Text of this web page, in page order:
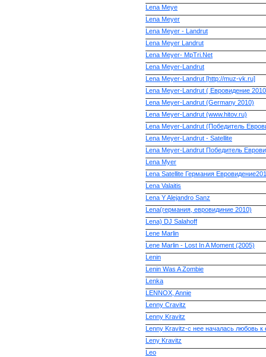
Lena Meye
Lena Meyer
Lena Meyer - Landrut
Lena Meyer Landrut
Lena Meyer- MpTri.Net
Lena Meyer-Landrut
Lena Meyer-Landrut [http://muz-vk.ru]
Lena Meyer-Landrut ( Евровидение
Lena Meyer-Landrut (Germany 2010)
Lena Meyer-Landrut (www.hitov.ru)
Lena Meyer-Landrut (Победитель
Lena Meyer-Landrut - Satellite
Lena Meyer-Landrut Победитель
Lena Myer
Lena Satellite Германия
Lena Valaitis
Lena Y Alejandro Sanz
Lena(германия, евровидиние 2010)
Lena) DJ Salahoff
Lene Marlin
Lene Marlin - Lost In A Moment (2005)
Lenin
Lenin Was A Zombie
Lenka
LENNOX, Annie
Lenny Cravitz
Lenny Kravitz
Lenny Kravitz-с нее началась любовь к
Leny Kravitz
Leo